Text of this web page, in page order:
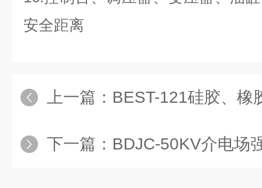
安全距离
上一篇： BEST-121硅胶、橡
下一篇： BDJC-50KV介电场